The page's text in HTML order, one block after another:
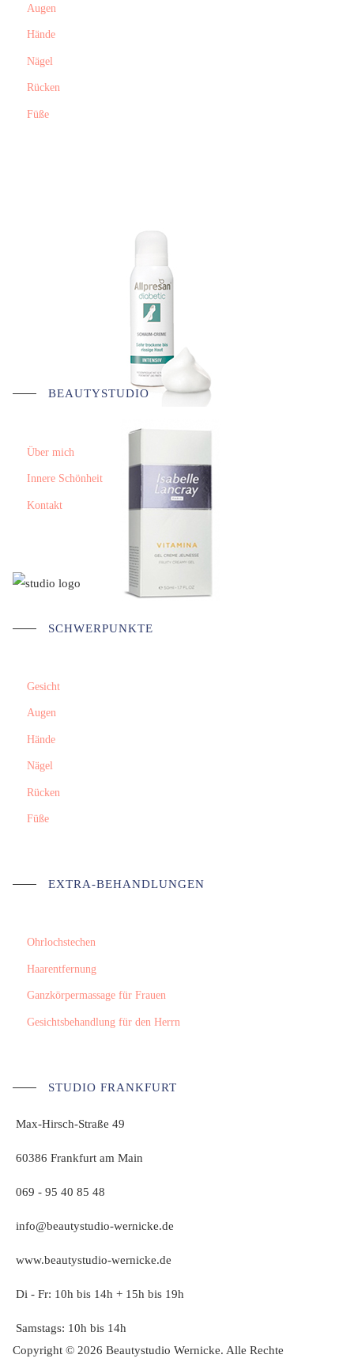
Augen
Hände
Nägel
Rücken
Füße
BEAUTYSTUDIO
Über mich
Innere Schönheit
Kontakt
SCHWERPUNKTE
Gesicht
Augen
Hände
Nägel
Rücken
Füße
EXTRA-BEHANDLUNGEN
Ohrlochstechen
Haarentfernung
Ganzkörpermassage für Frauen
Gesichtsbehandlung für den Herrn
STUDIO FRANKFURT
Max-Hirsch-Straße 49
60386 Frankfurt am Main
069 - 95 40 85 48
info@beautystudio-wernicke.de
www.beautystudio-wernicke.de
Di - Fr: 10h bis 14h + 15h bis 19h
Samstags: 10h bis 14h
Copyright © 2026 Beautystudio Wernicke. Alle Rechte